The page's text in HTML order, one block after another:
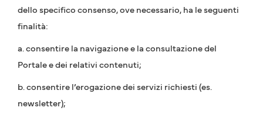
dello specifico consenso, ove necessario, ha le seguenti
finalità:
a. consentire la navigazione e la consultazione del
Portale e dei relativi contenuti;
b. consentire l’erogazione dei servizi richiesti (es.
newsletter);